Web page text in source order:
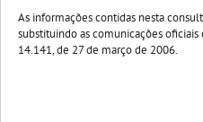
As informações contidas nesta
substituindo as comunicações
14.141, de 27 de março de 2006.